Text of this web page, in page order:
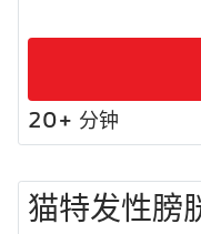
20+ 分钟
猫特发性膀